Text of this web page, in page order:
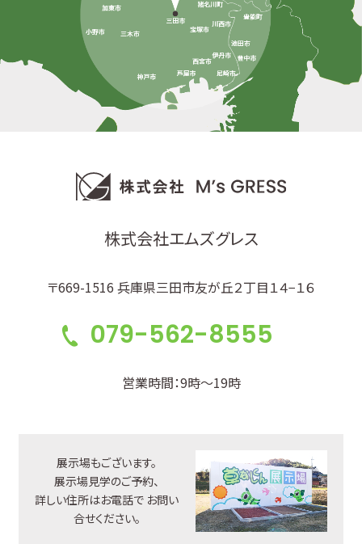
株式会社エムズグレス
〒669-1516 兵庫県三田市友が丘２丁目１４−１６
079-562-8555
営業時間：9時～19時
展示場もございます。
展示場見学のご予約、
詳しい住所はお電話で お問い
合せください。